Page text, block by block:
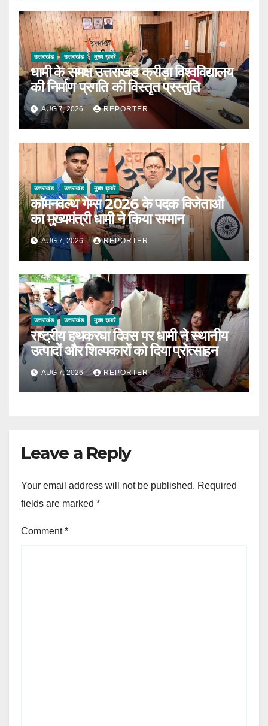
उत्तराखंड उत्तराखंड मुख्य ख़बरें
धामी के समक्ष उत्तराखंड क्रीड़ा विश्वविद्यालय
की निर्माण प्रगति की विस्तृत प्रस्तुति
AUG 7, 2026 REPORTER
उत्तराखंड उत्तराखंड मुख्य ख़बरें
कॉमनवेल्थ गेम्स 2026 के पदक विजेताओं
का मुख्यमंत्री धामी ने किया सम्मान
AUG 7, 2026 REPORTER
उत्तराखंड उत्तराखंड मुख्य ख़बरें
राष्ट्रीय हथकरघा दिवस पर धामी ने स्थानीय
उत्पादों और शिल्पकारों को दिया प्रोत्साहन
AUG 7, 2026 REPORTER
Leave a Reply
Your email address will not be published. Required
fields are marked *
Comment*